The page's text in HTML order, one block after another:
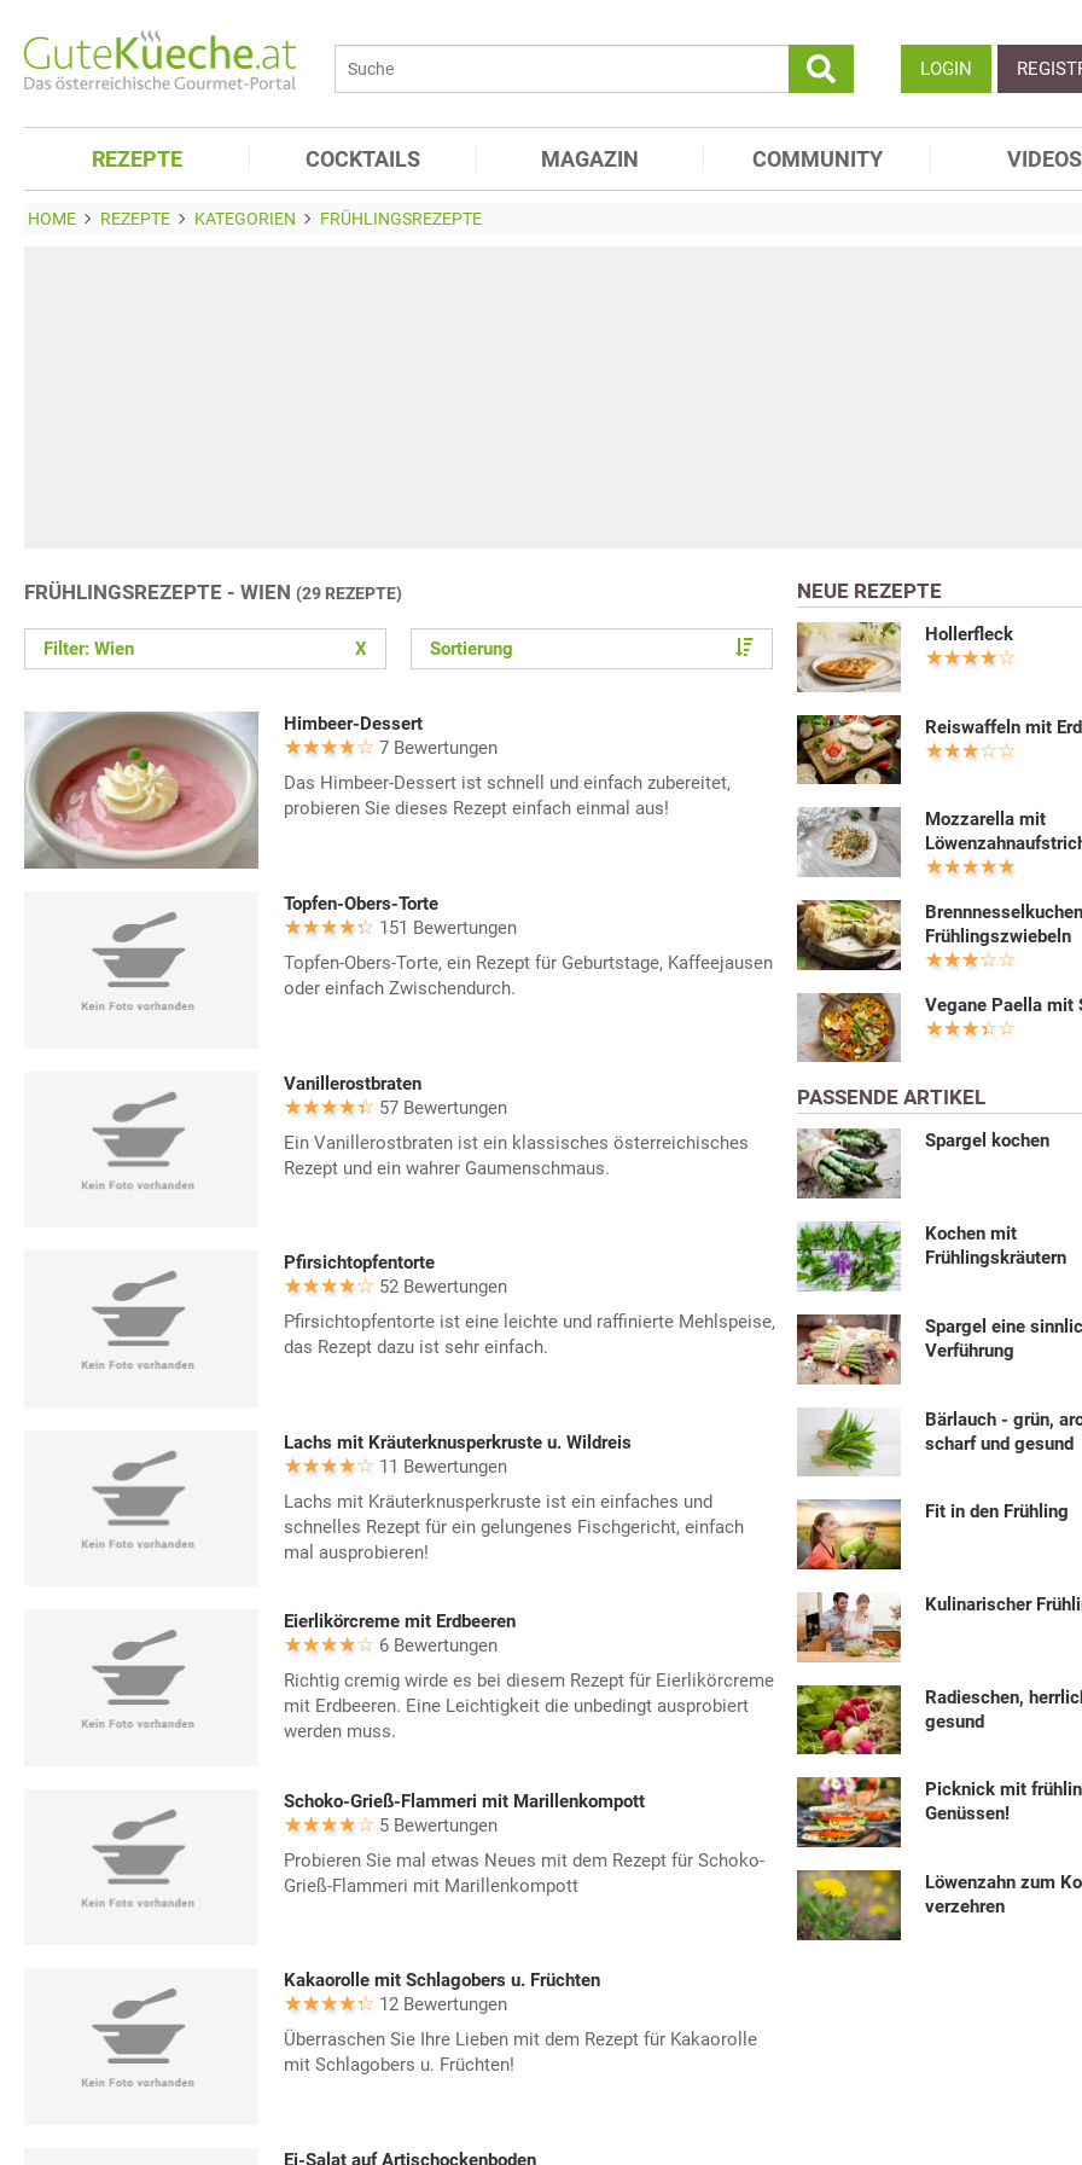
LOGIN
REZEPTE COCKTAILS MAGAZIN COMMUNITY VIDEOS
HOME REZEPTE KATEGORIEN FRÜHLINGSREZEPTE
FRÜHLINGSREZEPTE - WIEN (29 REZEPTE)
Filter: Wien X Sortierung
Himbeer-Dessert
7 Bewertungen
Das Himbeer-Dessert ist schnell und einfach zubereitet,
probieren Sie dieses Rezept einfach einmal aus!
Topfen-Obers-Torte
151 Bewertungen
Topfen-Obers-Torte, ein Rezept für Geburtstage, Kaffeejausen
oder einfach Zwischendurch.
Vanillerostbraten
57 Bewertungen
Ein Vanillerostbraten ist ein klassisches österreichisches
Rezept und ein wahrer Gaumenschmaus.
Pfirsichtopfentorte
52 Bewertungen
Pfirsichtopfentorte ist eine leichte und raffinierte Mehlspeise,
das Rezept dazu ist sehr einfach.
Lachs mit Kräuterknusperkruste u. Wildreis
11 Bewertungen
Lachs mit Kräuterknusperkruste ist ein einfaches und
schnelles Rezept für ein gelungenes Fischgericht, einfach
mal ausprobieren!
Eierlikörcreme mit Erdbeeren
6 Bewertungen
Richtig cremig wirde es bei diesem Rezept für Eierlikörcreme
mit Erdbeeren. Eine Leichtigkeit die unbedingt ausprobiert
werden muss.
Schoko-Grieß-Flammeri mit Marillenkompott
5 Bewertungen
Probieren Sie mal etwas Neues mit dem Rezept für Schoko-
Grieß-Flammeri mit Marillenkompott
Kakaorolle mit Schlagobers u. Früchten
12 Bewertungen
Überraschen Sie Ihre Lieben mit dem Rezept für Kakaorolle
mit Schlagobers u. Früchten!
Ei-Salat auf Artischockenboden
NEUE REZEPTE
Hollerfleck
Reiswaffeln mit
Mozzarella mit
Frühlingszwiebeln
Vegane Paella mit
PASSENDE ARTIKEL
Spargel kochen
Kochen mit
Frühlingskräutern
Spargel eine
Verführung
Bärlauch - grün,
scharf und gesund
Fit in den Frühling
Kulinarischer
Radieschen,
gesund
Picknick mit
Genüssen!
Löwenzahn zum
verzehren